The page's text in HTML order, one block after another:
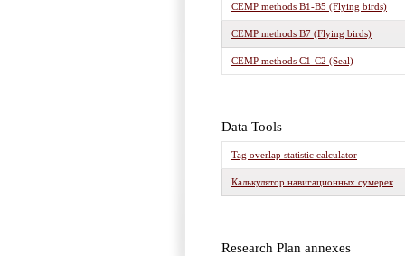
CEMP methods B1-B5 (Flying birds)
CEMP methods B7 (Flying birds)
CEMP methods C1-C2 (Seal)
Data Tools
Tag overlap statistic calculator
Калькулятор навигационных сумерек
Research Plan annexes